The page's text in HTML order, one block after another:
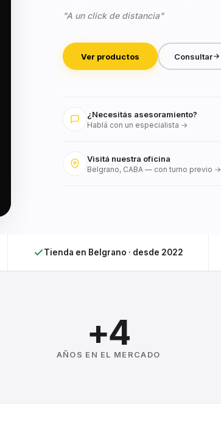
"A un click de distancia"
Ver productos Consultar
¿Necesitás asesoramiento?
Hablá con un especialista →
Visitá nuestra oficina
Belgrano, CABA — con turno previo →
Tienda en Belgrano · desde 2022
+4
AÑOS EN EL MERCADO